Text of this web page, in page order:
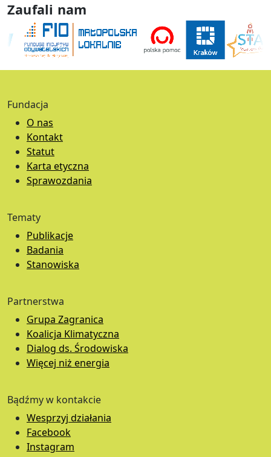
Zaufali nam
Fundacja
O nas
Kontakt
Statut
Karta etyczna
Sprawozdania
Tematy
Publikacje
Badania
Stanowiska
Partnerstwa
Grupa Zagranica
Koalicja Klimatyczna
Dialog ds. Środowiska
Więcej niż energia
Bądźmy w kontakcie
Wesprzyj działania
Facebook
Instagram